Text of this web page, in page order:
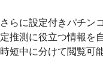
さらに設定付きパチン
定推測に役立つ情報を
時短中に分けて閲覧可